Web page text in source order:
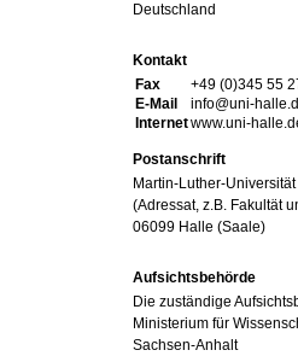
Deutschland
Kontakt
Fax
+49 (0)345 55
E-Mail
info@uni-
Internetwww.uni-
Postanschrift
Martin-Luther-
(Adressat, z.B. Fakultät
06099 Halle (Saale)
Aufsichtsbehörde
Die zuständige
Ministerium für
Sachsen-Anhalt